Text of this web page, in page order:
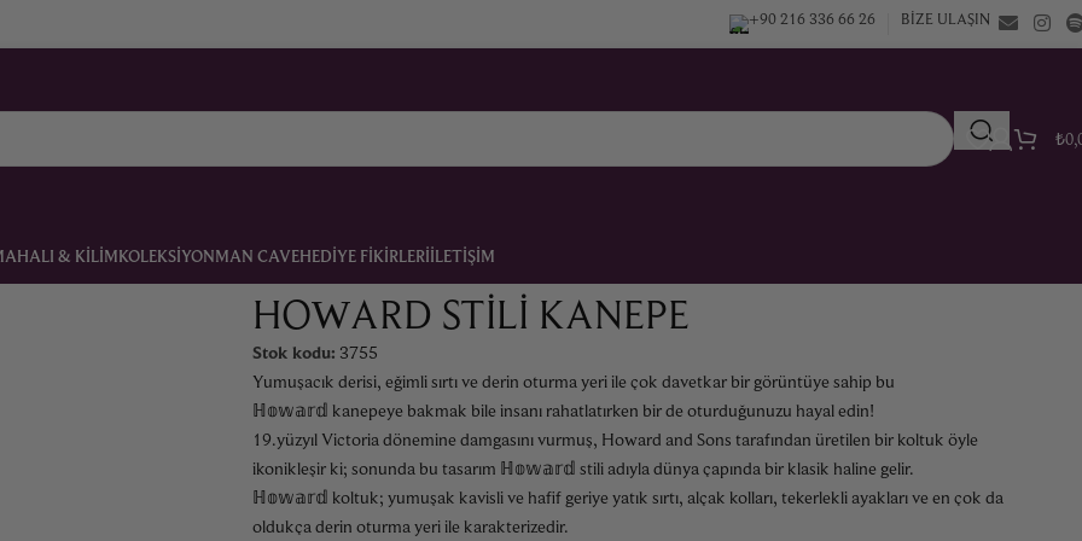
+90 216 336 66 26 BIZE ULAŞIN
₺
HALI & KILIMKOLEKSIYONMAN CAVEHEDIYE FIKIRLERIİLETIŞIM
HOWARD STILI KANEPE
Stok kodu: 3755
Yumuşacık derisi, eğimli sırtı ve derin oturma yeri ile çok davetkar bir görüntüye sahip bu
ℍ𝕠𝕨𝕒𝕣𝕕 kanepeye bakmak bile insanı rahatlatırken bir de oturduğunuzu hayal edin!
19.yüzyıl Victoria dönemine damgasını vurmuş, Howard and Sons tarafından üretilen bir koltuk öyle
ikonikleşir ki; sonunda bu tasarım ℍ𝕠𝕨𝕒𝕣𝕕 stili adıyla dünya çapında bir klasik haline gelir.
ℍ𝕠𝕨𝕒𝕣𝕕 koltuk; yumuşak kavisli ve hafif geriye yatık sırtı, alçak kolları, tekerlekli ayakları ve en çok da
oldukça derin oturma yeri ile karakterizedir.